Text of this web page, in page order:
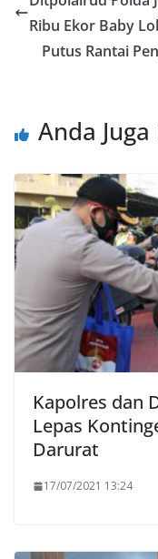
Ribu Ekor Baby
Putus Rantai
Anda
Kapolres dan
Lepas
Darurat
17/07/2021 13:24